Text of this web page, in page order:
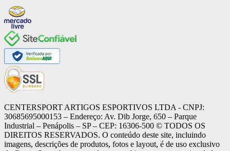
CENTERSPORT ARTIGOS ESPORTIVOS LTDA - CNPJ:
30685695000153 – Endereço: Av. Dib Jorge, 650 – Parque
Industrial – Penápolis – SP – CEP: 16306-500 ©️ TODOS OS
DIREITOS RESERVADOS. O conteúdo deste site, incluindo
imagens, descrições de produtos, fotos e layout, é de uso exclusivo